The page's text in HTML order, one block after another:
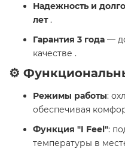
Надежность и
лет.
Гарантия 3 года —
качестве .
⚙️
Режимы работы:
обеспечивая
Функция "I Feel":
температуры в